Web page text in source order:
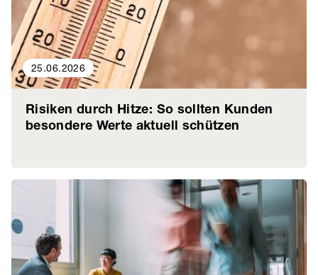
25.06.2026
Risiken durch Hitze: So sollten Kunden
besondere Werte aktuell schützen